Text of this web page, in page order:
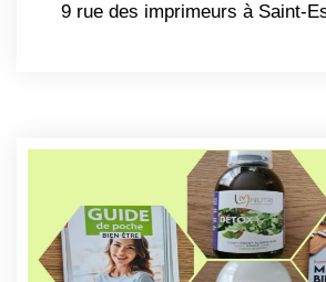
9 rue des imprimeurs à Saint-